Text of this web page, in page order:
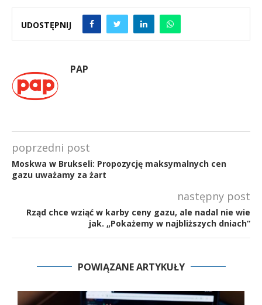
UDOSTĘPNIJ
PAP
poprzedni post
Moskwa w Brukseli: Propozycję maksymalnych cen
gazu uważamy za żart
następny post
Rząd chce wziąć w karby ceny gazu, ale nadal nie wie
jak. „Pokażemy w najbliższych dniach”
POWIĄZANE ARTYKUŁY